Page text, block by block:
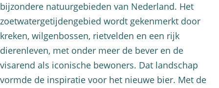
bijzondere natuurgebieden van Nederland. Het
zoetwatergetijdengebied wordt gekenmerkt door
kreken, wilgenbossen, rietvelden en een rijk
dierenleven, met onder meer de bever en de
visarend als iconische bewoners. Dat landschap
vormde de inspiratie voor het nieuwe bier. Met de